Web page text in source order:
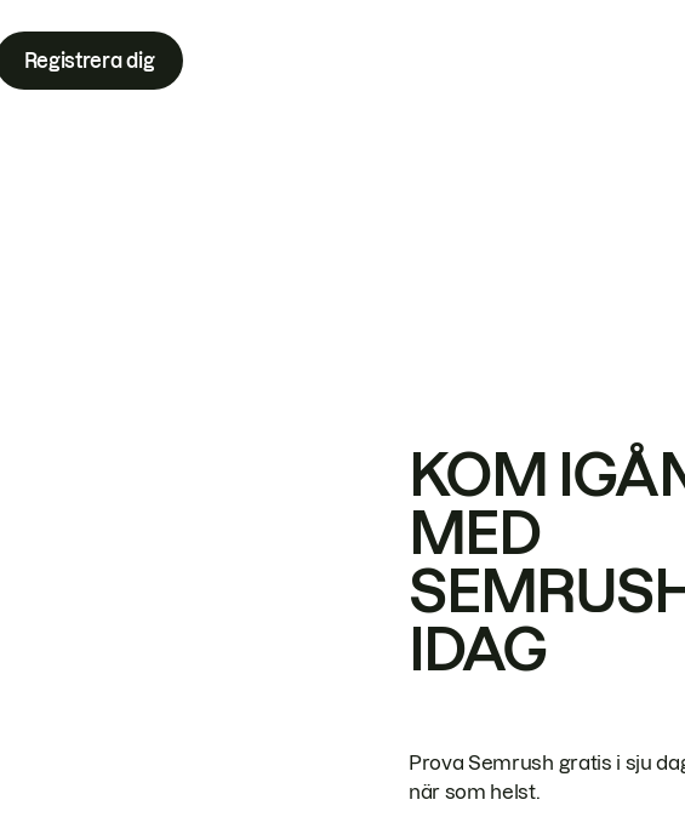
Registrera dig
KOM
MED
IDAG
Prova Semrush gratis i sju
när som helst.